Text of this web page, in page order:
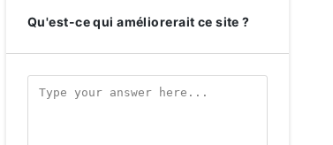
Qu'est-ce qui améliorerait ce site ?